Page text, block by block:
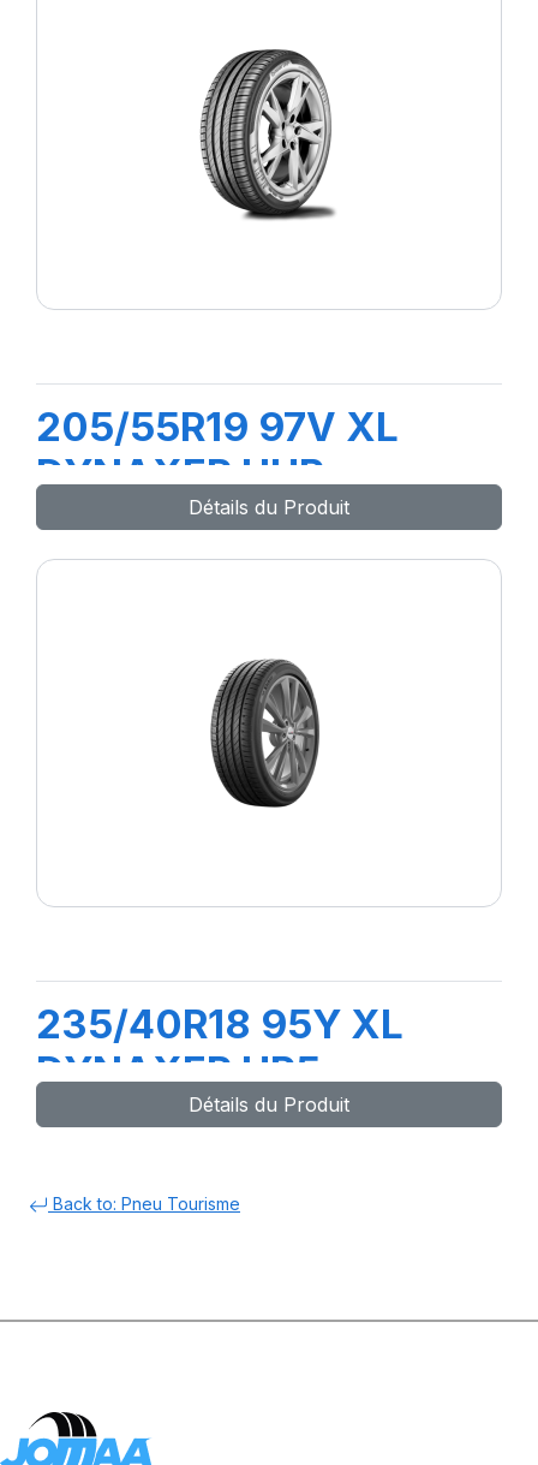
205/55R19 97V XL
DYNAXER UHP
Détails du Produit
235/40R18 95Y XL
DYNAXER HP5
Détails du Produit
Back to: Pneu Tourisme